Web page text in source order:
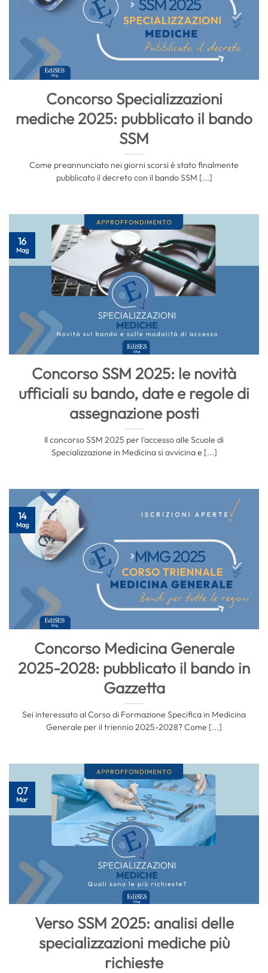
Concorso Specializzazioni
mediche 2025: pubblicato il bando
SSM
Come preannunciato nei giorni scorsi è stato finalmente
pubblicato il decreto con il bando SSM [...]
Concorso SSM 2025: le novità
ufficiali su bando, date e regole di
assegnazione posti
Il concorso SSM 2025 per l’accesso alle Scuole di
Specializzazione in Medicina si avvicina e [...]
16
Mag
Concorso Medicina Generale
2025-2028: pubblicato il bando in
Gazzetta
Sei interessato al Corso di Formazione Specifica in Medicina
Generale per il triennio 2025-2028? Come [...]
14
Mag
Verso SSM 2025: analisi delle
specializzazioni mediche più
richieste
07
Mar